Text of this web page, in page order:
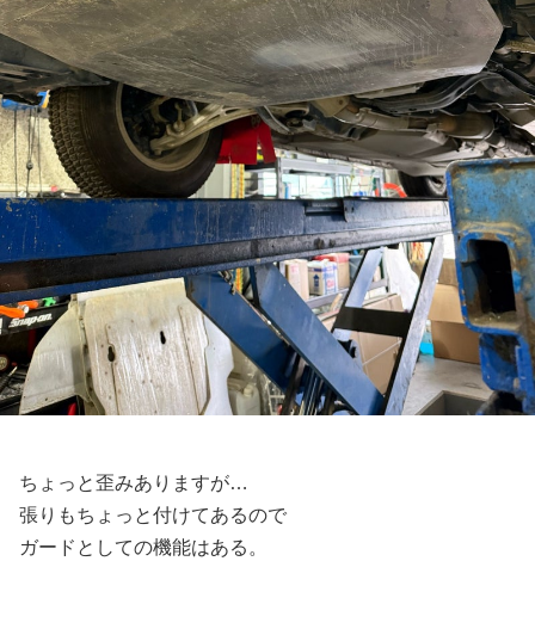
ちょっと歪みありますが…
張りもちょっと付けてあるので
ガードとしての機能はある。